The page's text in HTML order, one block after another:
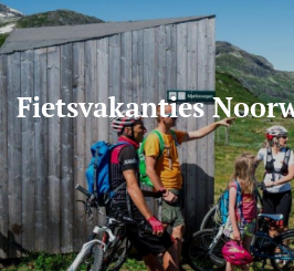
Fietsvakanties